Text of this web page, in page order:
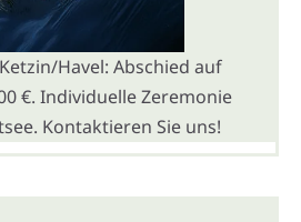
Havel: Abschied auf
€. Individuelle Zeremonie
Kontaktieren Sie uns!